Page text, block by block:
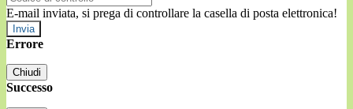
E-mail inviata, si prega di controllare la casella di posta elettronica!
Errore
Chiudi
Successo